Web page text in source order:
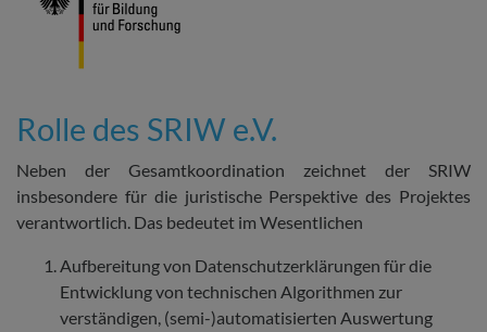
Rolle des SRIW e.V.
Neben der Gesamtkoordination zeichnet der SRIW
insbesondere für die juristische Perspektive des Projektes
verantwortlich. Das bedeutet im Wesentlichen
Aufbereitung von Datenschutzerklärungen für die
Entwicklung von technischen Algorithmen zur
verständigen, (semi-)automatisierten Auswertung